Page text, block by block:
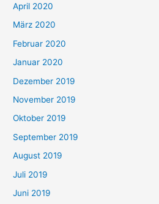
April 2020
März 2020
Februar 2020
Januar 2020
Dezember 2019
November 2019
Oktober 2019
September 2019
August 2019
Juli 2019
Juni 2019